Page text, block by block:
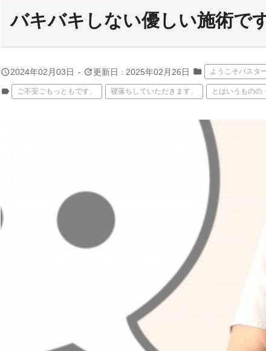
バキバキしない優しい施術で
query_builder2024年02月03日 - update更新日 : 2025年02月26日 folder ようこそバスタ
label ご不安ごもっともです、 寝落ちしていただきます、 とはいうものの